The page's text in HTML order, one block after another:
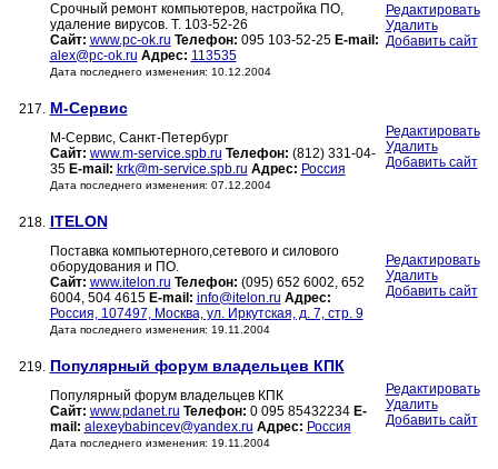
Срочный ремонт компьютеров, настройка ПО,
удаление вирусов. Т. 103-52-26
Сайт: www.pc-ok.ru Телефон: 095 103-52-25 E-mail:
alex@pc-ok.ru Адрес: 113535
Дата последнего изменения: 10.12.2004
Редактировать
Удалить
Добавить сайт
217. М-Сервис
М-Сервис, Санкт-Петербург
Сайт: www.m-service.spb.ru Телефон: (812) 331-04-
35 E-mail: krk@m-service.spb.ru Адрес: Россия
Дата последнего изменения: 07.12.2004
Редактировать
Удалить
Добавить сайт
218. ITELON
Поставка компьютерного,сетевого и силового
оборудования и ПО.
Сайт: www.itelon.ru Телефон: (095) 652 6002, 652
6004, 504 4615 E-mail: info@itelon.ru Адрес:
Россия, 107497, Москва, ул. Иркутская, д. 7, стр. 9
Дата последнего изменения: 19.11.2004
Редактировать
Удалить
Добавить сайт
219. Популярный форум владельцев КПК
Популярный форум владельцев КПК
Сайт: www.pdanet.ru Телефон: 0 095 85432234 E-
mail: alexeybabincev@yandex.ru Адрес: Россия
Дата последнего изменения: 19.11.2004
Редактировать
Удалить
Добавить сайт